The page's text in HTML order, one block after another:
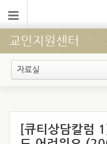
교인지원센터
자료실
[큐티상담칼럼